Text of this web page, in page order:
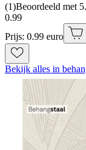
(1)Beoordeeld met
0.99
Prijs: 0.99 euro
Bekijk alles in